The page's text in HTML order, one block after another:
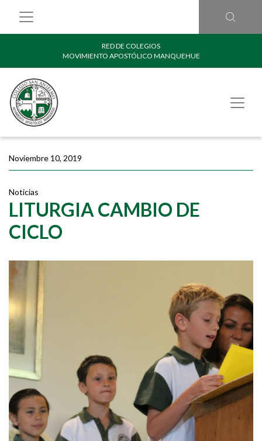
RED DE COLEGIOS
MOVIMIENTO APOSTÓLICO MANQUEHUE
Noviembre 10, 2019
Noticias
LITURGIA CAMBIO DE
CICLO